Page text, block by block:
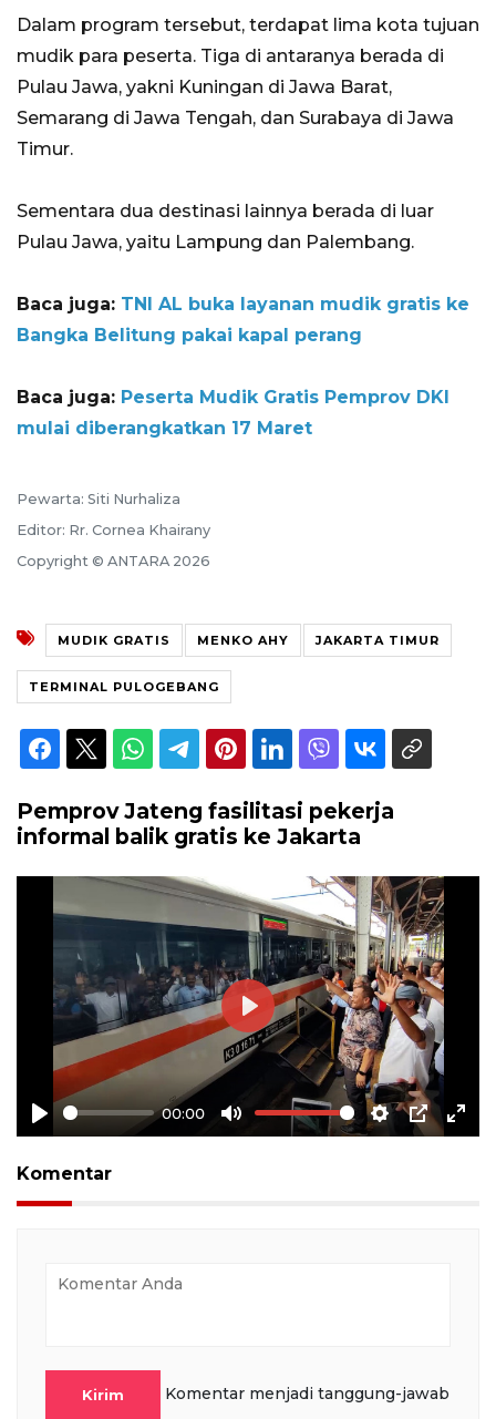
Dalam program tersebut, terdapat lima kota tujuan
mudik para peserta. Tiga di antaranya berada di
Pulau Jawa, yakni Kuningan di Jawa Barat,
Semarang di Jawa Tengah, dan Surabaya di Jawa
Timur.
Sementara dua destinasi lainnya berada di luar
Pulau Jawa, yaitu Lampung dan Palembang.
Baca juga: TNI AL buka layanan mudik gratis ke
Bangka Belitung pakai kapal perang
Baca juga: Peserta Mudik Gratis Pemprov DKI
mulai diberangkatkan 17 Maret
Pewarta: Siti Nurhaliza
Editor: Rr. Cornea Khairany
Copyright © ANTARA 2026
MUDIK GRATIS MENKO AHY JAKARTA TIMUR
TERMINAL PULOGEBANG
Pemprov Jateng fasilitasi pekerja
informal balik gratis ke Jakarta
Play
00:00
Mute Settings
PIP
Play
Komentar
Kirim
Komentar menjadi tanggung-jawab